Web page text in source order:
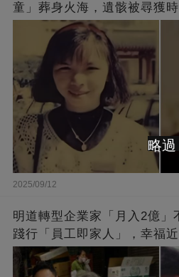
童」葬身火海，遺骸被尋獲
崩：真正的英雄不該被遺忘
2025/09/12
明道轉型企業家「月入2億」
踐行「員工即家人」，幸福
闆的福報
略過